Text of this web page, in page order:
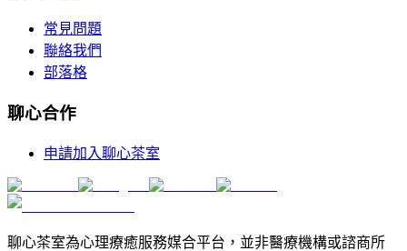
常見問題
聯絡我們
部落格
聊心合作
申請加入聊心茶室
聊心茶室為心理療癒服務媒合平台，並非醫療機構或諮商所